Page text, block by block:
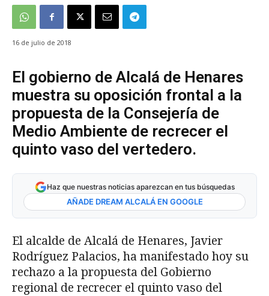
16 de julio de 2018
El gobierno de Alcalá de Henares
muestra su oposición frontal a la
propuesta de la Consejería de
Medio Ambiente de recrecer el
quinto vaso del vertedero.
Haz que nuestras noticias aparezcan en tus búsquedas
AÑADE DREAM ALCALÁ EN GOOGLE
El alcalde de Alcalá de Henares, Javier
Rodríguez Palacios, ha manifestado hoy su
rechazo a la propuesta del Gobierno
regional de recrecer el quinto vaso del